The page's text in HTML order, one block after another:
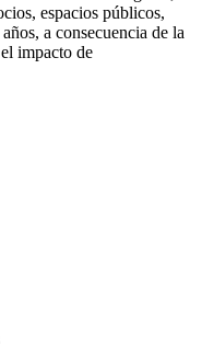
espacios públicos,
a consecuencia de la
impacto de